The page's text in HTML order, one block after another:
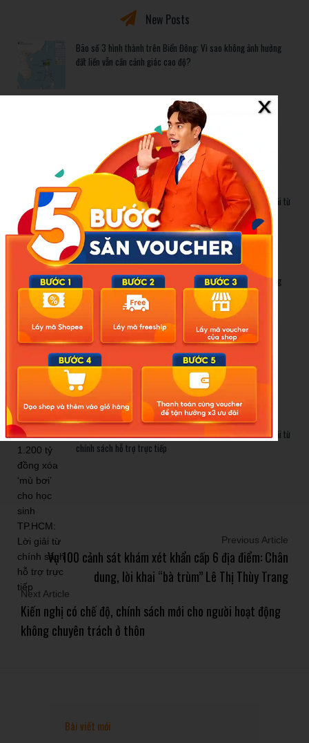
New Posts
Bão số 3 hình thành trên Biển Đông: Vì sao không ảnh hưởng
đất liền vẫn cần cảnh giác cao độ?
Cảnh báo thủ đoạn lừa đảo kết hôn: Khi sính lễ trở thành ‘cái
Gần 1.200 tỷ đồng xóa ‘mù bơi’ cho học sinh TP.HCM: Lời giải từ
chính sách hỗ trợ trực tiếp
Related Posts
Bão số 3 hình thành trên Biển Đông: Vì sao không ảnh hưởng
đất liền vẫn cần cảnh giác cao độ?
Cảnh báo thủ đoạn lừa đảo kết hôn: Khi sính lễ trở thành ‘cái
bẫy’ tinh vi
Gần 1.200 tỷ đồng xóa ‘mù bơi’ cho học sinh TP.HCM: Lời giải từ
chính sách hỗ trợ trực tiếp
Previous Article
Vụ 100 cảnh sát khám xét khẩn cấp 6 địa điểm: Chân
dung, lời khai “bà trùm” Lê Thị Thùy Trang
Next Article
Kiến nghị có chế độ, chính sách mới cho người hoạt động
không chuyên trách ở thôn
Bài viết mới